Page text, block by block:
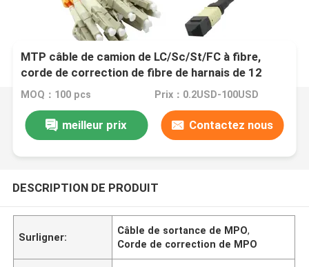
MTP câble de camion de LC/Sc/St/FC à fibre,
corde de correction de fibre de harnais de 12
normes
MOQ：100 pcs Prix：0.2USD-100USD
meilleur prix Contactez nous
DESCRIPTION DE PRODUIT
Surligner:
Câble de sortance de MPO,
Corde de correction de MPO